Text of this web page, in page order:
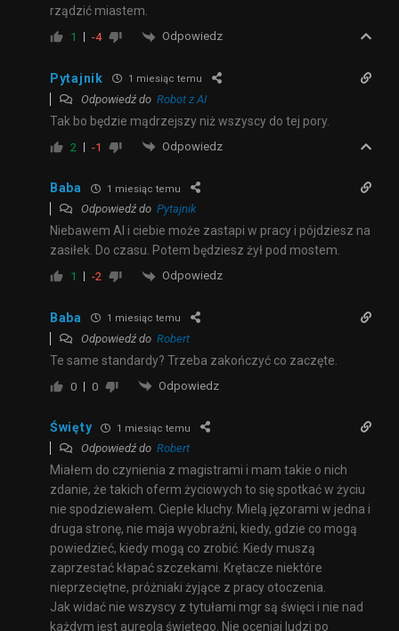
rządzić miastem.
1 -4 Odpowiedz
Pytajnik 1 miesiąc temu
Odpowiedź do Robot z AI
Tak bo będzie mądrzejszy niż wszyscy do tej pory.
2 -1 Odpowiedz
Baba 1 miesiąc temu
Odpowiedź do Pytajnik
Niebawem AI i ciebie może zastapi w pracy i pójdziesz na
zasiłek. Do czasu. Potem będziesz żył pod mostem.
1 -2 Odpowiedz
Baba 1 miesiąc temu
Odpowiedź do Robert
Te same standardy? Trzeba zakończyć co zaczęte.
0 0 Odpowiedz
Święty 1 miesiąc temu
Odpowiedź do Robert
Miałem do czynienia z magistrami i mam takie o nich
zdanie, że takich oferm życiowych to się spotkać w życiu
nie spodziewałem. Ciepłe kluchy. Mielą jęzorami w jedna i
druga stronę, nie maja wyobraźni, kiedy, gdzie co mogą
powiedzieć, kiedy mogą co zrobić. Kiedy muszą
zaprzestać kłapać szczekami. Krętacze niektóre
nieprzeciętne, próżniaki żyjące z pracy otoczenia.
Jak widać nie wszyscy z tytułami mgr są święci i nie nad
każdym jest aureola świętego. Nie oceniaj ludzi po